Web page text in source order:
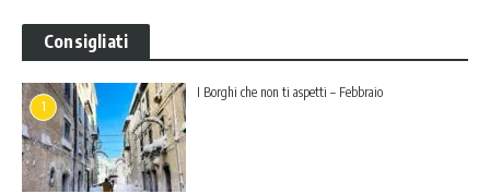
Consigliati
1
I Borghi che non ti aspetti – Febbraio